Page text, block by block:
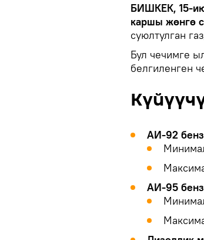
БИШКЕК, 15-
каршы жөнгө
суюлтулган
Бул чечимге
белгиленген
АИ-92
АИ-95